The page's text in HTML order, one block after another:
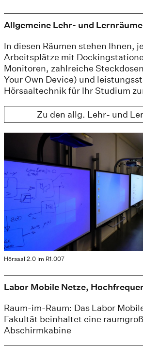
Allgemeine Lehr- und Lernräume
In diesen Räumen stehen Ihnen,
Arbeitsplätze mit
Monitoren, zahlreiche
Your Own Device) und
Hörsaaltechnik für Ihr Studium
Zu den allg. Lehr- und
Hörsaal 2.0 im R1.007
Labor Mobile Netze,
Raum-im-Raum: Das Labor
Fakultät beinhaltet eine
Abschirmkabine